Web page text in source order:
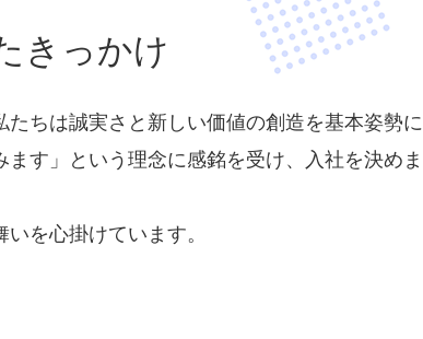
きっかけ
たちは誠実さと新しい価値の創造を基本姿勢に
ます」という理念に感銘を受け、入社を決めま
を心掛けています。